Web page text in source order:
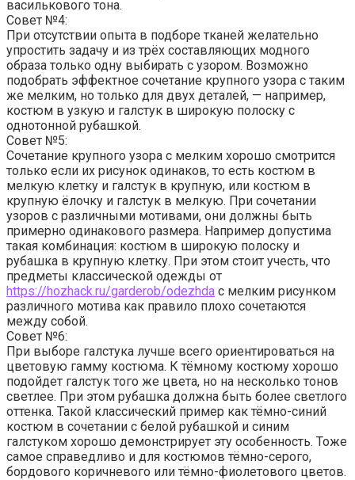
василькового тона.
Совет №4:
При отсутствии опыта в подборе тканей желательно
упростить задачу и из трёх составляющих модного
образа только одну выбирать с узором. Возможно
подобрать эффектное сочетание крупного узора с таким
же мелким, но только для двух деталей, — например,
костюм в узкую и галстук в широкую полоску с
однотонной рубашкой.
Совет №5:
Сочетание крупного узора с мелким хорошо смотрится
только если их рисунок одинаков, то есть костюм в
мелкую клетку и галстук в крупную, или костюм в
крупную ёлочку и галстук в мелкую. При сочетании
узоров с различными мотивами, они должны быть
примерно одинакового размера. Например допустима
такая комбинация: костюм в широкую полоску и
рубашка в крупную клетку. При этом стоит учесть, что
предметы классической одежды от
https://hozhack.ru/garderob/odezhda с мелким рисунком
различного мотива как правило плохо сочетаются
между собой.
Совет №6:
При выборе галстука лучше всего ориентироваться на
цветовую гамму костюма. К тёмному костюму хорошо
подойдет галстук того же цвета, но на несколько тонов
светлее. При этом рубашка должна быть более светлого
оттенка. Такой классический пример как тёмно-синий
костюм в сочетании с белой рубашкой и синим
галстуком хорошо демонстрирует эту особенность. Тоже
самое справедливо и для костюмов тёмно-серого,
бордового коричневого или тёмно-фиолетового цветов.